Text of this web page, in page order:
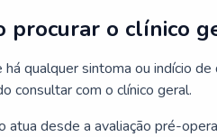
procurar o clínico
há qualquer sintoma ou indício
consultar com o clínico geral.
atua desde a avaliação pré-